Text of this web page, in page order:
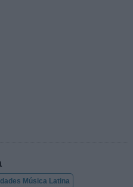
Música Latina